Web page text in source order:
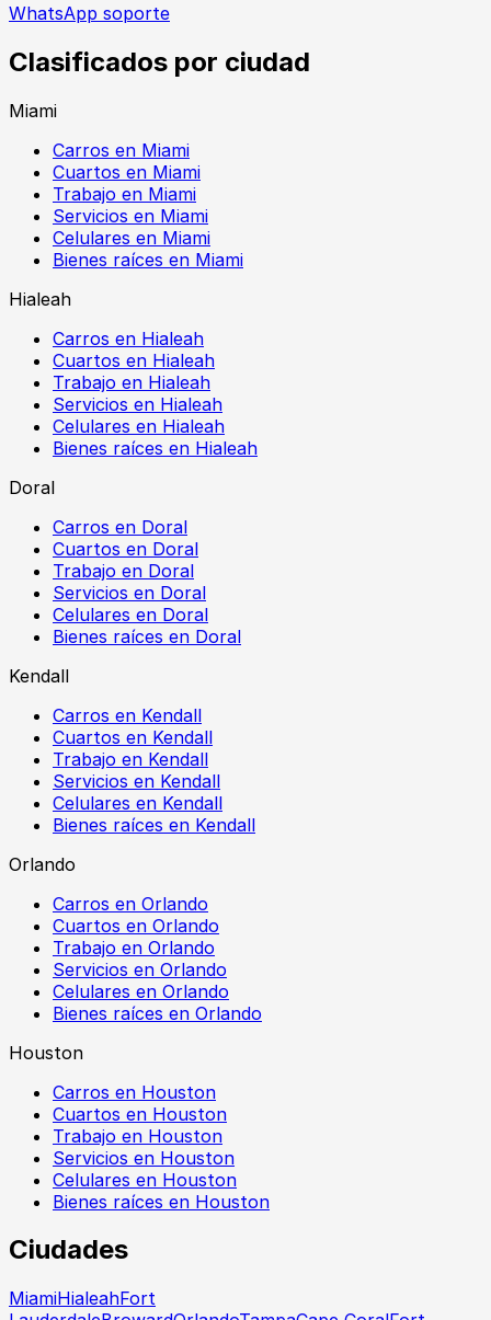
WhatsApp soporte
Clasificados por ciudad
Miami
Carros en Miami
Cuartos en Miami
Trabajo en Miami
Servicios en Miami
Celulares en Miami
Bienes raíces en Miami
Hialeah
Carros en Hialeah
Cuartos en Hialeah
Trabajo en Hialeah
Servicios en Hialeah
Celulares en Hialeah
Bienes raíces en Hialeah
Doral
Carros en Doral
Cuartos en Doral
Trabajo en Doral
Servicios en Doral
Celulares en Doral
Bienes raíces en Doral
Kendall
Carros en Kendall
Cuartos en Kendall
Trabajo en Kendall
Servicios en Kendall
Celulares en Kendall
Bienes raíces en Kendall
Orlando
Carros en Orlando
Cuartos en Orlando
Trabajo en Orlando
Servicios en Orlando
Celulares en Orlando
Bienes raíces en Orlando
Houston
Carros en Houston
Cuartos en Houston
Trabajo en Houston
Servicios en Houston
Celulares en Houston
Bienes raíces en Houston
Ciudades
MiamiHialeahFort